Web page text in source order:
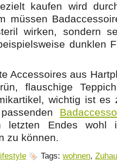
kaufen wird
müssen
wirken, sondern
dunklen
Accessoires aus
flauschige
wichtig ist es
letzten Endes wohl
zu können.
Tags: wohnen,